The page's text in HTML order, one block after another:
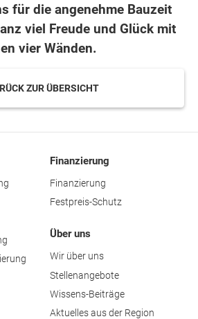
für die angenehme Bauzeit
viel Freude und Glück mit
vier Wänden.
ZUR ÜBERSICHT
Finanzierung
Finanzierung
Festpreis-Schutz
Über uns
Wir über uns
Stellenangebote
Wissens-Beiträge
Aktuelles aus der Region